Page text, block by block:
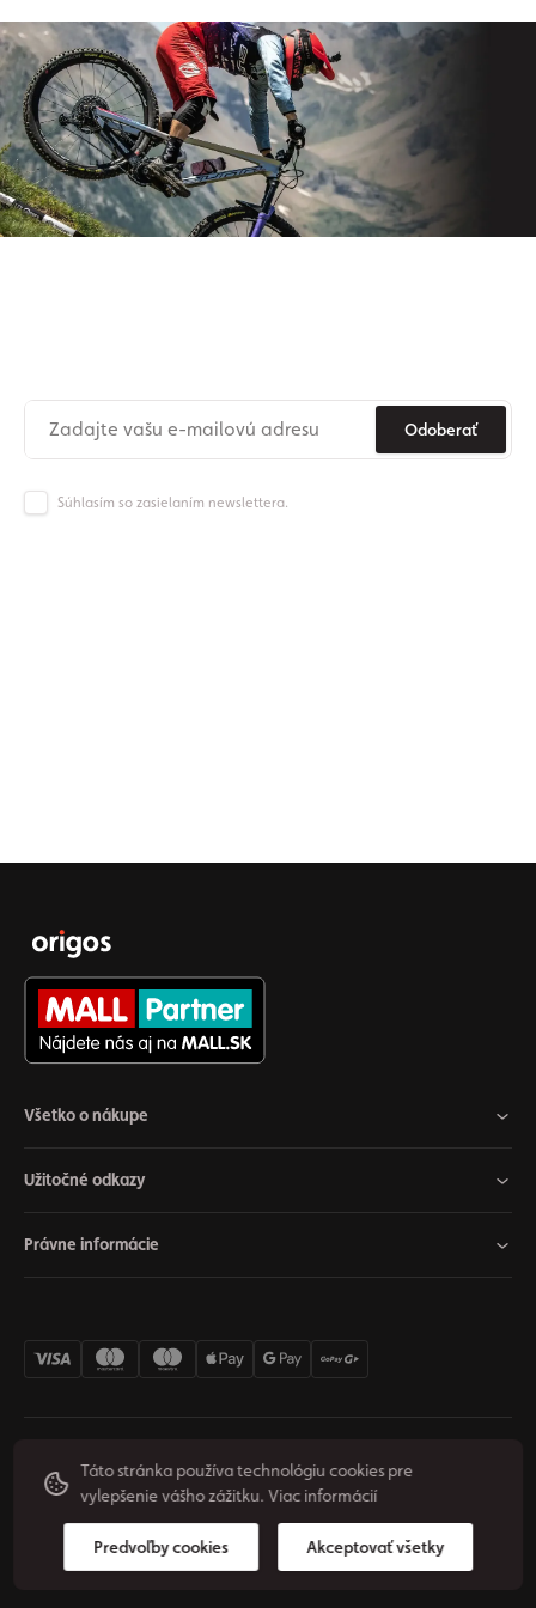
Odoberať
Súhlasím so zasielaním newslettera.
Všetko o nákupe
Užitočné odkazy
Právne informácie
© 2026 Origos Group, s. r. o. - SK. Všetky práva vyhradené.
Nastavenia cookies Odstúpiť od zmluvy
Súkromie
Podmienky používania
Táto stránka používa technológiu cookies pre
vylepšenie vášho zážitku.Viac informácií
Predvoľby cookies Akceptovať všetky